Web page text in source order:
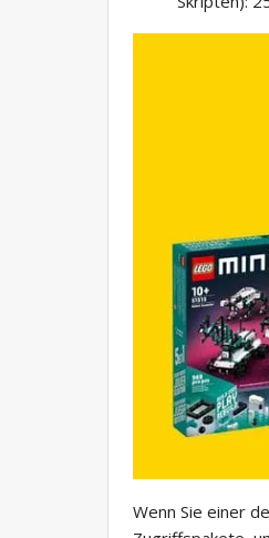
Wenn Sie einer